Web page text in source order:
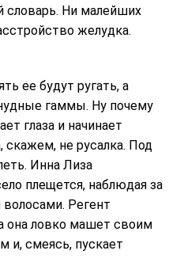
словарь. Ни малейших
желудка.
ее будут ругать, а
гаммы. Ну почему
глаза и начинает
не русалка. Под
Инна Лиза
плещется, наблюдая за
Регент
она ловко машет своим
и, смеясь, пускает